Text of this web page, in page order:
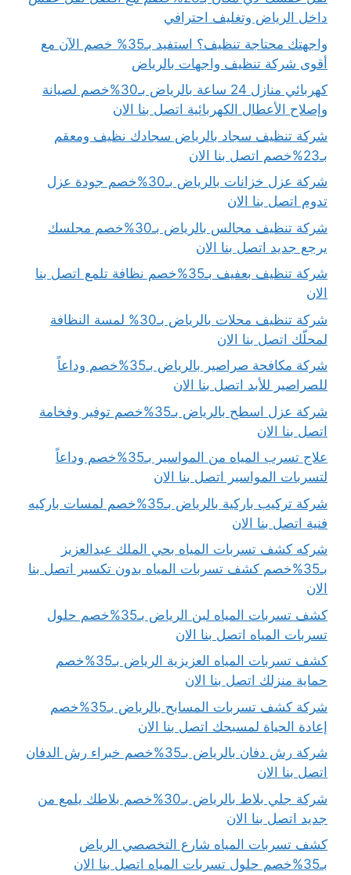
داخل الرياض وتغليف احترافي
واجهتك محتاجة تنظيف؟ استفيد بـ35% خصم الآن مع
أقوى شركة تنظيف واجهات بالرياض
كهربائي منازل 24 ساعة بالرياض بـ30%خصم لصيانة
وإصلاح الأعطال الكهربائية اتصل بنا الان
شركة تنظيف سجاد بالرياض سجادك نظيف ومعقم
بـ23%خصم اتصل بنا الان
شركة عزل خزانات بالرياض بـ30%خصم جودة عزل
تدوم اتصل بنا الان
شركة تنظيف مجالس بالرياض بـ30%خصم مجلسك
يرجع جديد اتصل بنا الان
شركة تنظيف بعفيف بـ35%خصم نظافة تلمع اتصل بنا
الان
شركة تنظيف محلات بالرياض بـ30% لمسة النظافة
لمحلّك اتصل بنا الان
شركة مكافحة صراصير بالرياض بـ35%خصم وداعاً
للصراصير للأبد اتصل بنا الان
شركة عزل اسطح بالرياض بـ35%خصم توفير وفخامة
اتصل بنا الان
علاج تسرب المياه من المواسير بـ35%خصم وداعاً
لتسربات المواسير اتصل بنا الان
شركة تركيب باركية بالرياض بـ35%خصم لمسات باركيه
فنية اتصل بنا الان
شركه كشف تسربات المياه بحي الملك عبدالعزيز
بـ35%خصم كشف تسربات المياه بدون تكسير اتصل بنا
الان
كشف تسربات المياه لبن الرياض بـ35%خصم حلول
تسربات المياه اتصل بنا الان
كشف تسربات المياه العزيزية الرياض بـ35%خصم
حماية منزلك اتصل بنا الان
شركة كشف تسربات المسابح بالرياض بـ35%خصم
إعادة الحياة لمسبحك اتصل بنا الان
شركة رش دفان بالرياض بـ35%خصم خبراء رش الدفان
اتصل بنا الان
شركة جلي بلاط بالرياض بـ30%خصم بلاطك يلمع من
جديد اتصل بنا الان
كشف تسربات المياه شارع التخصصي الرياض
بـ35%خصم حلول تسربات المياه اتصل بنا الان